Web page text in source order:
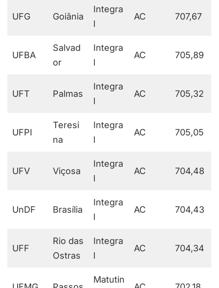
UFG Goiânia
Integra
l
AC 707,67
UFBA
Salvad
or
Integra
l
AC 705,89
UFT Palmas
Integra
l
AC 705,32
UFPI
Teresi
na
Integra
l
AC 705,05
UFV Viçosa
Integra
l
AC 704,48
UnDF Brasília
Integra
l
AC 704,43
UFF
Rio das
Ostras
Integra
l
AC 704,34
Matutin